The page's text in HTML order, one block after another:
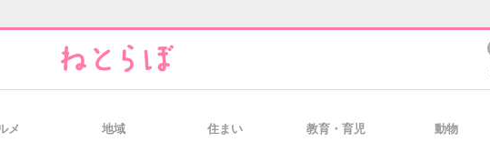
メ 地域 住まい 教育・育児 動物